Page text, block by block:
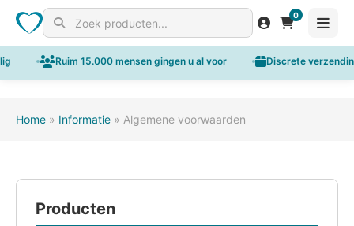
Search for products
0
Ruim 15.000 mensen gingen u al voor Discrete verzending
Home » Informatie » Algemene voorwaarden
Producten